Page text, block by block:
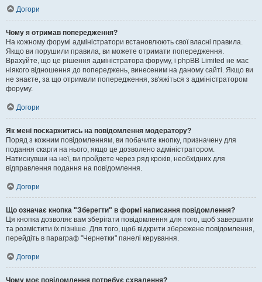
Догори
Чому я отримав попередження?
На кожному форумі адміністратори встановлюють свої власні правила.
Якщо ви порушили правила, ви можете отримати попередження.
Врахуйте, що це рішення адміністратора форуму, і phpBB Limited не має
ніякого відношення до попереджень, винесеним на даному сайті. Якщо ви
не знаєте, за що отримали попередження, зв'яжіться з адміністратором
форуму.
Догори
Як мені поскаржитись на повідомлення модератору?
Поряд з кожним повідомленням, ви побачите кнопку, призначену для
подання скарги на нього, якщо це дозволено адміністратором.
Натиснувши на неї, ви пройдете через ряд кроків, необхідних для
відправлення подання на повідомлення.
Догори
Що означає кнопка "Зберегти" в формі написання повідомлення?
Ця кнопка дозволяє вам зберігати повідомлення для того, щоб завершити
та розмістити їх пізніше. Для того, щоб відкрити збережене повідомлення,
перейдіть в параграф "Чернетки" панелі керування.
Догори
Чому моє повідомлення потребує схвалення?